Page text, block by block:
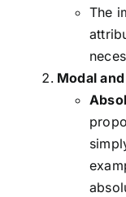
The
Modal